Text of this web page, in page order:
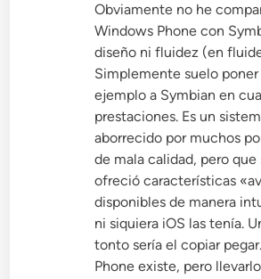
Obviamente no he
Windows Phone con
diseño ni fluidez (en
Simplemente suelo
ejemplo a Symbian en
prestaciones. Es un
aborrecido por muchos
de mala calidad, pero que
ofreció características
disponibles de manera
ni siquiera iOS las tenía.
tonto sería el copiar
Phone existe, pero